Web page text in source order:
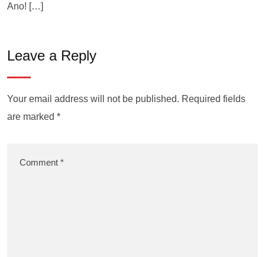
Ano! […]
Leave a Reply
Your email address will not be published. Required fields
are marked *